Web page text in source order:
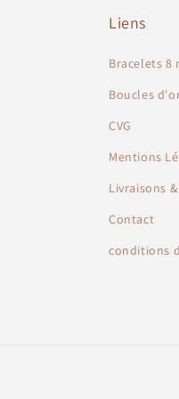
Liens
Bracelets 8
Boucles
CVG
Mentions
Livraisons
Contact
conditions